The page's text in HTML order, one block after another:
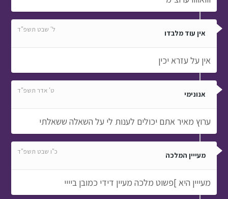
אין עוד מלבדו ל' שבט תשפ"ד
אין על עזרא יכין
אנונימי ט' אדר תשפ"ד
ערוץ מאיר אתם יכולים לענות לי על השאלה ששאלתי
מעייין המלכה כ"ו שבט תשפ"ד
מעייין היא ]פשוט מלכה מעיין דידי כמובן ביייי